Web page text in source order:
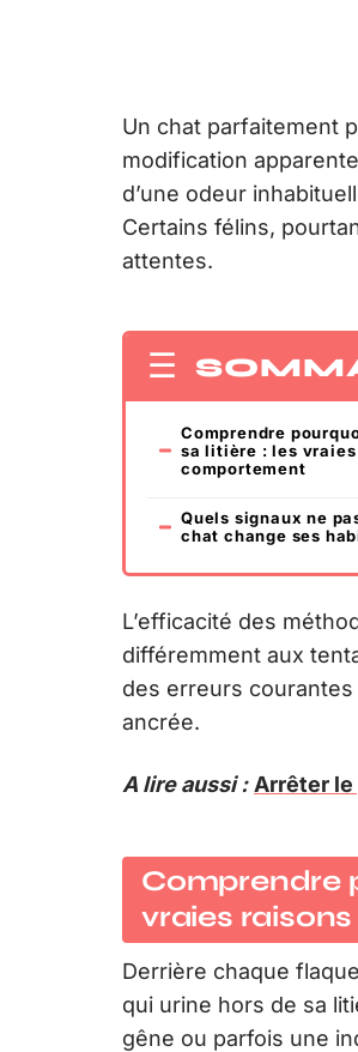
Un chat parfaitement
modification
d’une odeur
Certains félins,
attentes.
Comprendre
sa litière : les
comportement
Quels signaux ne
chat change ses
L’efficacité des
différemment aux
des erreurs
ancrée.
A lire aussi : Arrêter
Comprendre
vraies
Derrière chaque
qui urine hors de sa
gêne ou parfois une